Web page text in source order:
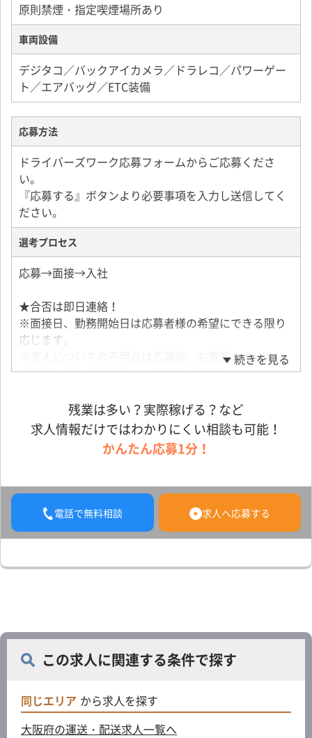
原則禁煙・指定喫煙場所あり
車両設備
デジタコ／バックアイカメラ／ドラレコ／パワーゲー
ト／エアバッグ／ETC装備
応募方法
ドライバーズワーク応募フォームからご応募くださ
い。
『応募する』ボタンより必要事項を入力し送信してく
ださい。
選考プロセス
応募→面接→入社
★合否は即日連絡！
※面接日、勤務開始日は応募者様の希望にできる限り
応じます。
※求人についての不明点は応募後、お電話かメールに
てお問い合わせください。話だけでもOK
アクセス／大阪モノレール「南摂津」駅から車10分
続きを見る
残業は多い？実際稼げる？など
求人情報だけではわかりにくい相談も可能！
かんたん応募1分！
電話で無料相談 求人へ応募する
この求人に関連する条件で探す
同じエリア から求人を探す
大阪府の運送・配送求人一覧へ